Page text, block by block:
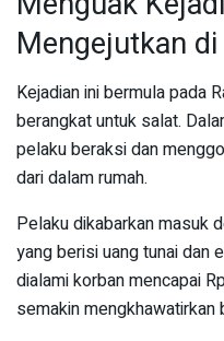
Mengejutkan
Kejadian ini bermula pada
berangkat untuk salat.
pelaku beraksi dan
dari dalam rumah.
Pelaku dikabarkan masuk
yang berisi uang tunai dan
dialami korban mencapai
semakin mengkhawatirkan